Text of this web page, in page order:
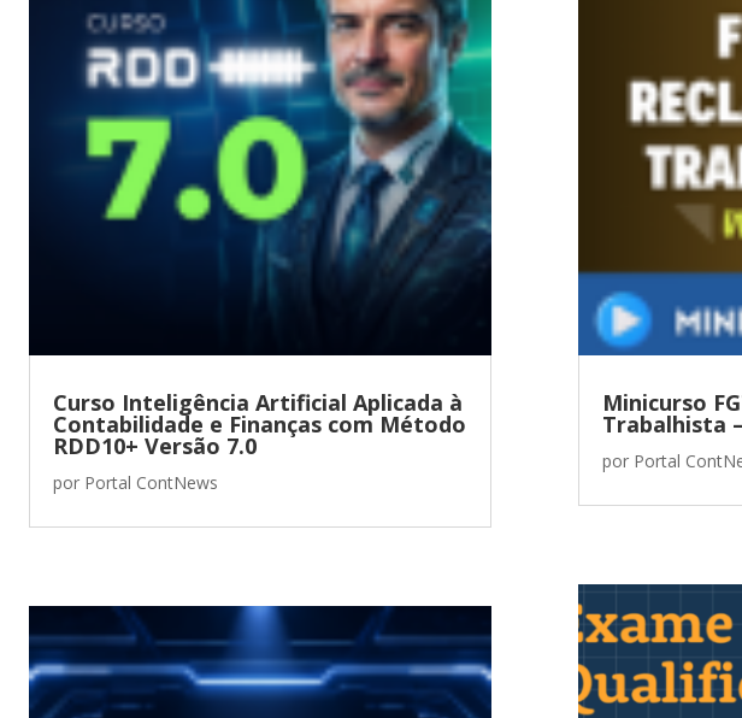
Curso Inteligência Artificial Aplicada à
Contabilidade e Finanças com Método
RDD10+ Versão 7.0
por Portal ContNews
Minicurso
Trabalhista
por Portal